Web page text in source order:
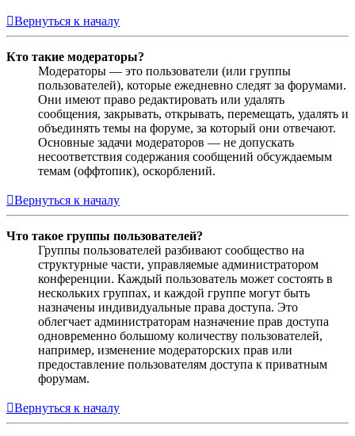
Вернуться к началу
Кто такие модераторы?
Модераторы — это пользователи (или группы
пользователей), которые ежедневно следят за форумами.
Они имеют право редактировать или удалять
сообщения, закрывать, открывать, перемещать, удалять и
объединять темы на форуме, за который они отвечают.
Основные задачи модераторов — не допускать
несоответствия содержания сообщений обсуждаемым
темам (оффтопик), оскорблений.
Вернуться к началу
Что такое группы пользователей?
Группы пользователей разбивают сообщество на
структурные части, управляемые администратором
конференции. Каждый пользователь может состоять в
нескольких группах, и каждой группе могут быть
назначены индивидуальные права доступа. Это
облегчает администраторам назначение прав доступа
одновременно большому количеству пользователей,
например, изменение модераторских прав или
предоставление пользователям доступа к приватным
форумам.
Вернуться к началу